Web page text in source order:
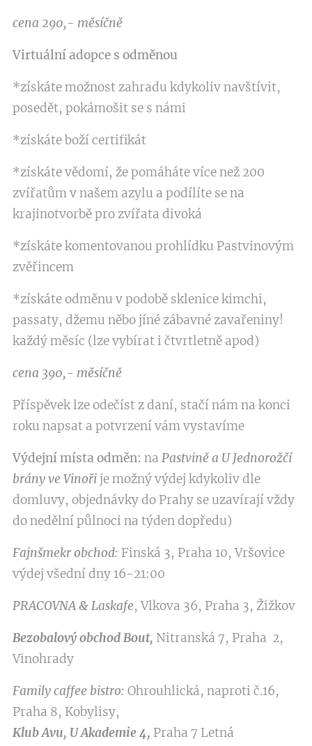
cena 290,- měsíčně
Virtuální adopce s odměnou
*získáte možnost zahradu kdykoliv navštívit,
posedět, pokámošit se s námi
*získáte boží certifikát
*získáte vědomí, že pomáháte více než 200
zvířatům v našem azylu a podílíte se na
krajinotvorbě pro zvířata divoká
*získáte komentovanou prohlídku Pastvinovým
zvěřincem
*získáte odměnu v podobě sklenice kimchi,
passaty, džemu něbo jíné zábavné zavařeniny!
každý měsíc (lze vybírat i čtvrtletně apod)
cena 390,- měsíčně
Příspěvek lze odečíst z daní, stačí nám na konci
roku napsat a potvrzení vám vystavíme
Výdejní místa odměn: na Pastvině a U Jednorožčí
brány ve Vinořije možný výdej kdykoliv dle
domluvy, objednávky do Prahy se uzavírají vždy
do nedělní půlnoci na týden dopředu)
Fajnšmekr obchod: Finská 3, Praha 10, Vršovice
výdej všední dny 16-21:00
PRACOVNA & Laskafe, Vlkova 36, Praha 3, Žižkov
Bezobalový obchod Bout, Nitranská 7, Praha 2,
Vinohrady
Family caffee bistro: Ohrouhlická, naproti č.16,
Praha 8, Kobylisy,
Klub Avu, U Akademie 4, Praha 7 Letná